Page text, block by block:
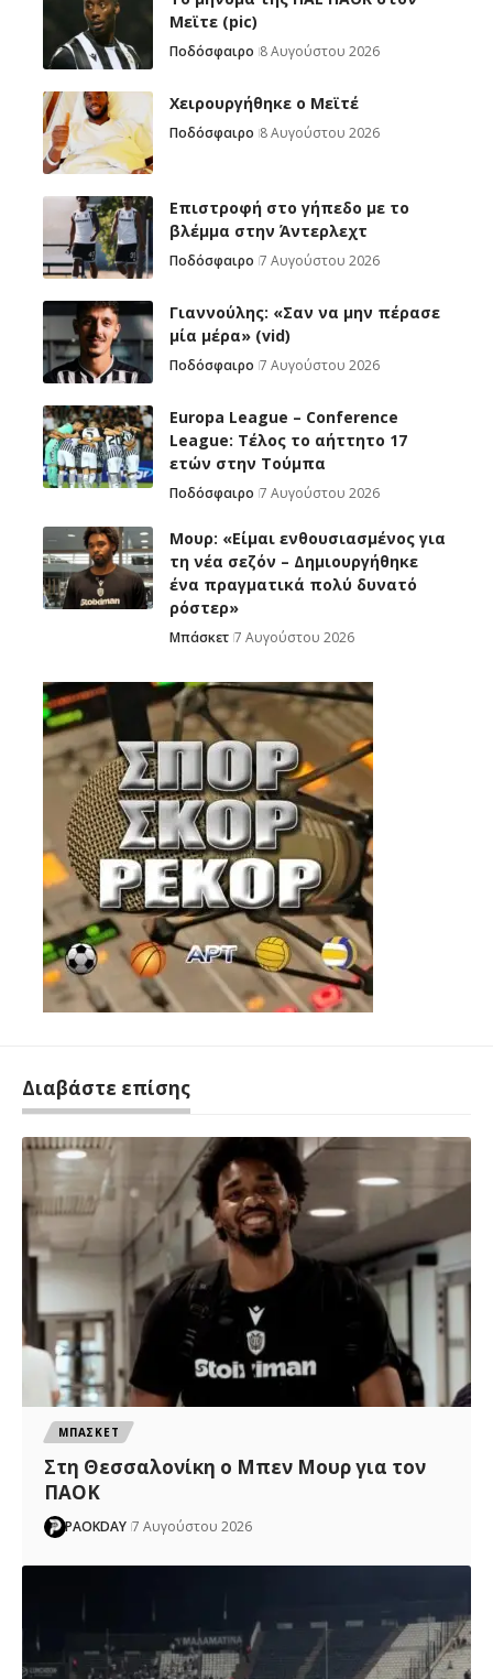
Μεϊτε (pic)
Ποδόσφαιρο 8 Αυγούστου 2026
Χειρουργήθηκε ο Μεϊτέ
Ποδόσφαιρο 8 Αυγούστου 2026
Επιστροφή στο γήπεδο με το
βλέμμα στην Άντερλεχτ
Ποδόσφαιρο 7 Αυγούστου 2026
Γιαννούλης: «Σαν να μην πέρασε
μία μέρα» (vid)
Ποδόσφαιρο 7 Αυγούστου 2026
Europa League – Conference
League: Τέλος το αήττητο 17
ετών στην Τούμπα
Ποδόσφαιρο 7 Αυγούστου 2026
Μουρ: «Είμαι ενθουσιασμένος για
τη νέα σεζόν – Δημιουργήθηκε
ένα πραγματικά πολύ δυνατό
ρόστερ»
Μπάσκετ 7 Αυγούστου 2026
Διαβάστε επίσης
ΜΠΑΣΚΕΤ
Στη Θεσσαλονίκη ο Μπεν Μουρ για τον
ΠΑΟΚ
PAOKDAY 7 Αυγούστου 2026